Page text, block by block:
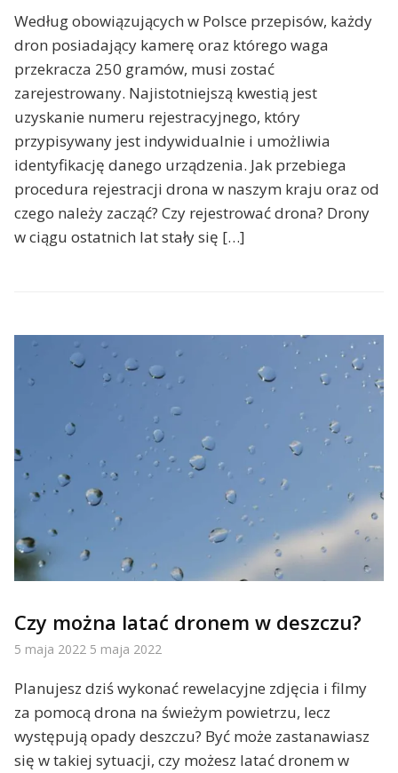
Według obowiązujących w Polsce przepisów, każdy
dron posiadający kamerę oraz którego waga
przekracza 250 gramów, musi zostać
zarejestrowany. Najistotniejszą kwestią jest
uzyskanie numeru rejestracyjnego, który
przypisywany jest indywidualnie i umożliwia
identyfikację danego urządzenia. Jak przebiega
procedura rejestracji drona w naszym kraju oraz od
czego należy zacząć? Czy rejestrować drona? Drony
w ciągu ostatnich lat stały się […]
Czy można latać dronem w deszczu?
5 maja 2022 5 maja 2022
Planujesz dziś wykonać rewelacyjne zdjęcia i filmy
za pomocą drona na świeżym powietrzu, lecz
występują opady deszczu? Być może zastanawiasz
się w takiej sytuacji, czy możesz latać dronem w